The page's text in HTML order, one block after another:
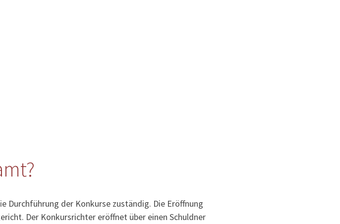
Durchführung der Konkurse zuständig. Die Eröffnung
Der Konkursrichter eröffnet über einen Schuldner